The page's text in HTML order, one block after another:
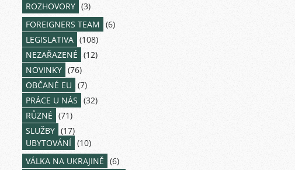
ROZHOVORY (3)
FOREIGNERS TEAM (6)
LEGISLATIVA (108)
NEZAŘAZENÉ (12)
NOVINKY (76)
OBČANÉ EU (7)
PRÁCE U NÁS (32)
RŮZNÉ (71)
SLUŽBY (17)
UBYTOVÁNÍ (10)
VÁLKA NA UKRAJINĚ (6)